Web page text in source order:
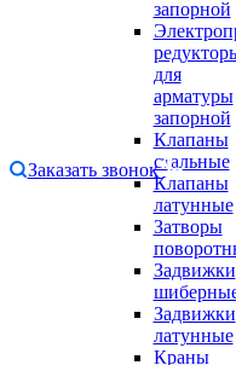
запорной
для
арматуры
запорной
Клапаны
стальные
Клапаны
латунные
Затворы
Задвижки
Задвижки
латунные
Краны
Заказать звонок